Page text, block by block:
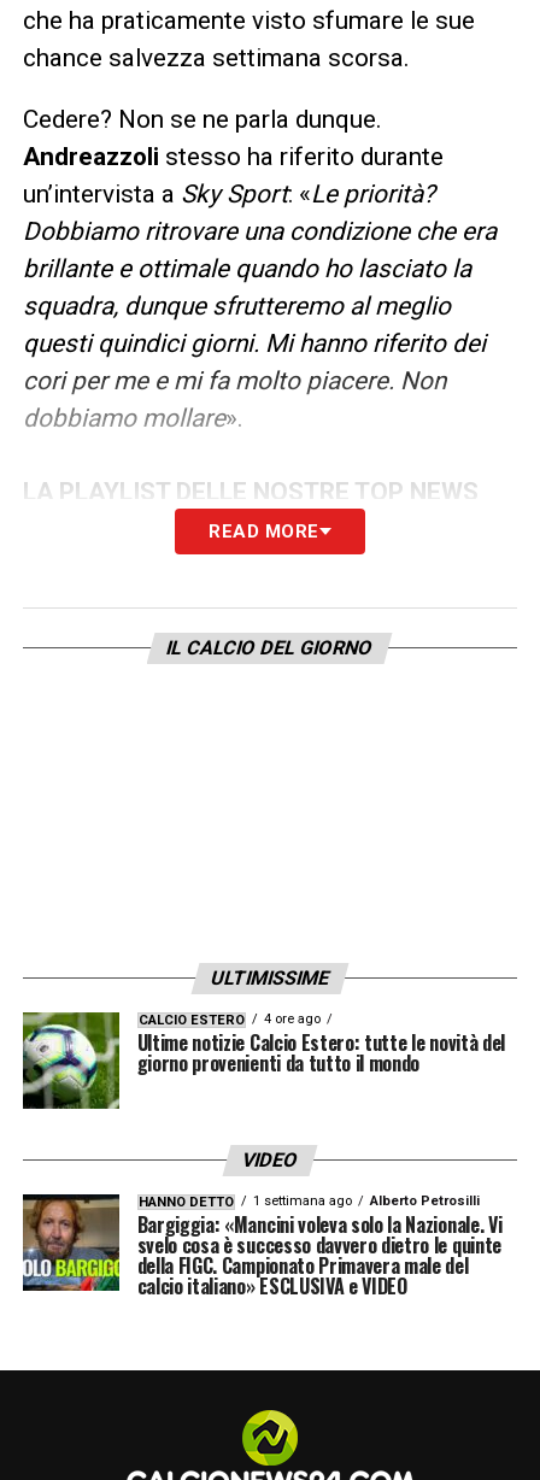
che ha praticamente visto sfumare le sue
chance salvezza settimana scorsa.
Cedere? Non se ne parla dunque.
Andreazzoli stesso ha riferito durante
un’intervista a Sky Sport: «Le priorità?
Dobbiamo ritrovare una condizione che era
brillante e ottimale quando ho lasciato la
squadra, dunque sfrutteremo al meglio
questi quindici giorni. Mi hanno riferito dei
cori per me e mi fa molto piacere. Non
dobbiamo mollare».
LA PLAYLIST DELLE NOSTRE TOP NEWS
READ MORE
IL CALCIO DEL GIORNO
ULTIMISSIME
CALCIO ESTERO 4 ore ago
Ultime notizie Calcio Estero: tutte le novità del
giorno provenienti da tutto il mondo
VIDEO
HANNO DETTO 1 settimana ago Alberto Petrosilli
Bargiggia: «Mancini voleva solo la Nazionale. Vi
svelo cosa è successo davvero dietro le quinte
della FIGC. Campionato Primavera male del
calcio italiano» ESCLUSIVA e VIDEO